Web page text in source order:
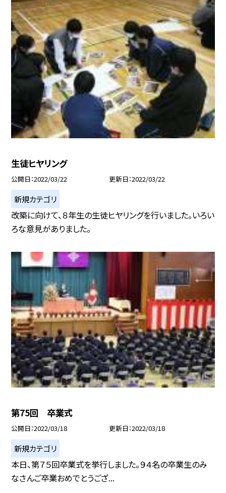
生徒ヒヤリング
公開日 2022/03/22 更新日 2022/03/22
新規カテゴリ
改築に向けて、８年生の生徒ヒヤリングを行いました。いろい
ろな意見がありました。
第75回 卒業式
公開日 2022/03/18 更新日 2022/03/18
新規カテゴリ
本日、第７５回卒業式を挙行しました。９４名の卒業生のみ
なさんご卒業おめでとうござ...